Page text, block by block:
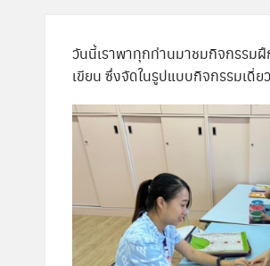
วันนี้เราพาทุกท่านมาชมกิจกรรม
เขียน ซึ่งจัดในรูปแบบกิจกรรมเดี่ย